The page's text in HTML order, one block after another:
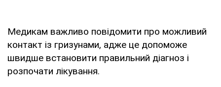
Медикам важливо повідомити про можливий
контакт із гризунами, адже це допоможе
швидше встановити правильний діагноз і
розпочати лікування.